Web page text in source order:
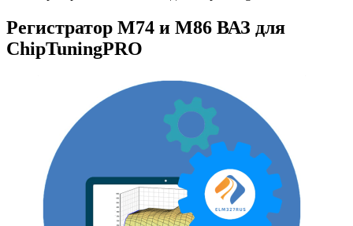
Регистратор M74 и M86 ВАЗ для
ChipTuningPRO